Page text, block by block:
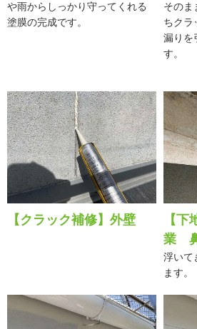
や雨からしっかり守ってくれる
塗膜の完成です。
そのま
ちクラ
漏りを
す。
【クラック補修】外壁
【
業
浮いて
ます。